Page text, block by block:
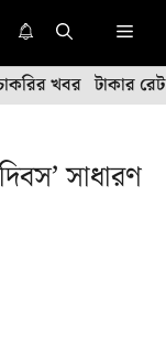
মেনু
খবর টাকার রেট
সাধারণ